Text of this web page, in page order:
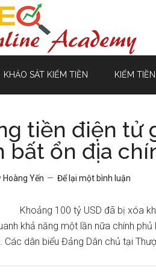
KHẢO SÁT KIẾM TIỀN KIẾM
tiền điện tử
bất ổn địa
Hoàng Yến Để lại một bình luận
Khoảng 100 tỷ USD đã bị xóa
khả năng một lần nữa chính
dân biểu Đảng Dân chủ tại